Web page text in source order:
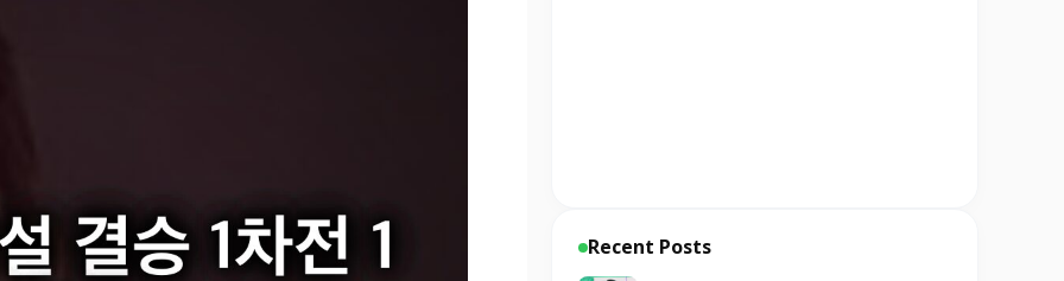
Recent Posts